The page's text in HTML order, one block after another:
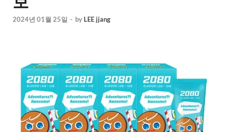
2024년 01월 25일 - by LEE jjang